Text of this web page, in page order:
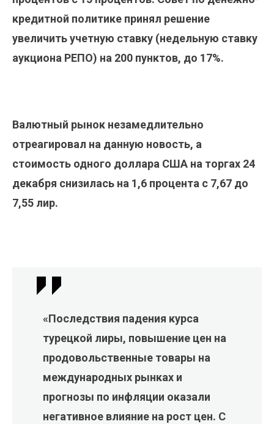
кредитной политике принял решение
увеличить учетную ставку (недельную ставку
аукциона РЕПО) на 200 пунктов, до 17%.
Валютный рынок незамедлительно
отреагировал на данную новость, а
стоимость одного доллара США на торгах 24
декабря снизилась на 1,6 процента с 7,67 до
7,55 лир.
«Последствия падения курса
турецкой лиры, повышение цен на
продовольственные товары на
международных рынках и
прогнозы по инфляции оказали
негативное влияние на рост цен. С